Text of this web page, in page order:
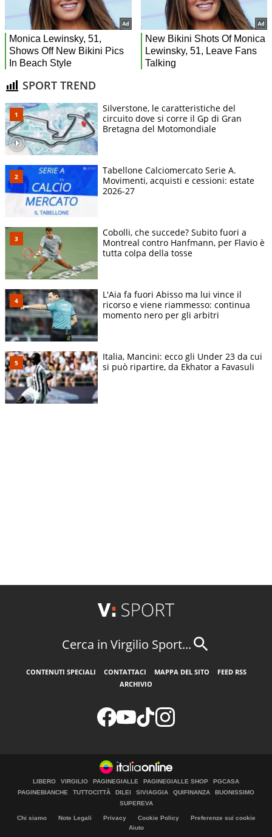
SPORT TREND
Silverstone, le caratteristiche del
circuito dove si corre il Gp di Gran
Bretagna del Motomondiale
Tabellone Calciomercato Serie A.
Movimenti, acquisti e cessioni: estate
2026-27
Cobolli, che succede? Subito fuori a
Montreal contro Hanfmann, per Flavio è
tutta colpa della tosse
L'Aia fa fuori Abisso ma lui vince il
ricorso e viene riammesso: continua
momento nero per gli arbitri
Italia, Mancini: ecco gli Under 23 da cui
si può ripartire, da Ekhator a Favasuli
Cerca in Virgilio Sport...
CONTENUTI SPECIALI CONTATTACI MAPPA DEL SITO
FEED RSS
ARCHIVIO
LIBERO VIRGILIO PAGINEGIALLE PAGINEGIALLE SHOP
PGCASA
PAGINEBIANCHE
TUTTOCITTÀ DILEI SIVIAGGIA QUIFINANZA
BUONISSIMO
SUPEREVA
Chi siamo Note Legali Privacy Cookie Policy
Preferenze sui cookie
Aiuto